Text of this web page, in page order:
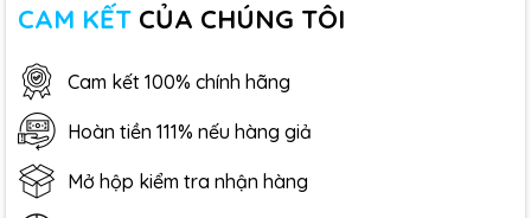
CAM KẾT CỦA CHÚNG TÔI
Cam kết 100% chính hãng
Hoàn tiền 111% nếu hàng giả
Mở hộp kiểm tra nhận hàng